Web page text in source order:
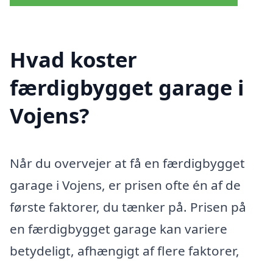
Hvad koster
færdigbygget garage i
Vojens?
Når du overvejer at få en færdigbygget
garage i Vojens, er prisen ofte én af de
første faktorer, du tænker på. Prisen på
en færdigbygget garage kan variere
betydeligt, afhængigt af flere faktorer,